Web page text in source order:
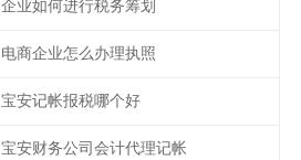
企业如何进行税务筹划
电商企业怎么办理执照
宝安记帐报税哪个好
宝安财务公司会计代理记帐